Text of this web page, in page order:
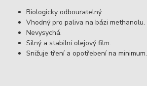
Biologicky odbouratelný.
Vhodný pro paliva na bázi methanolu.
Nevysychá.
Silný a stabilní olejový film.
Snižuje tření a opotřebení na minimum.